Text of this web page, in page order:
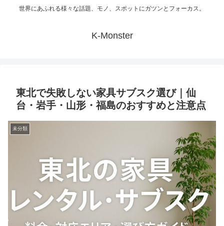
世界にあふれる様々な話題、モノ、スポットにガツンとフォーカス。
K-Monster
東北で失敗しない家具サブスク選び｜仙
台・岩手・山形・福島のおすすめと注意点
未分類